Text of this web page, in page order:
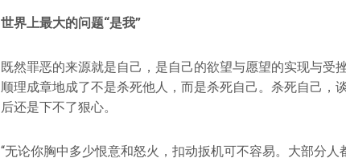
世界上最大的问题“是我”
既然罪恶的来源就是自己，是自己的欲望与愿望的实现与受
顺理成章地成了不是杀死他人，而是杀死自己。杀死自己，
后还是下不了狠心。
“无论你胸中多少恨意和怒火，扣动扳机可不容易。大部分